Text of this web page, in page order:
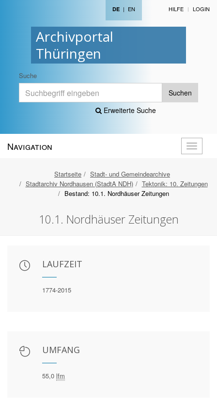
Archivportal
Thüringen
DE | EN HILFE LOGIN
Suche
Suchen
Erweiterte Suche
öffnen
Navigation
Startseite
Stadt- und Gemeindearchive
Stadtarchiv Nordhausen (StadtA NDH)
Tektonik: 10. Zeitungen
Bestand: 10.1. Nordhäuser Zeitungen
10.1. Nordhäuser Zeitungen
LAUFZEIT
1774-2015
UMFANG
55,0 lfm